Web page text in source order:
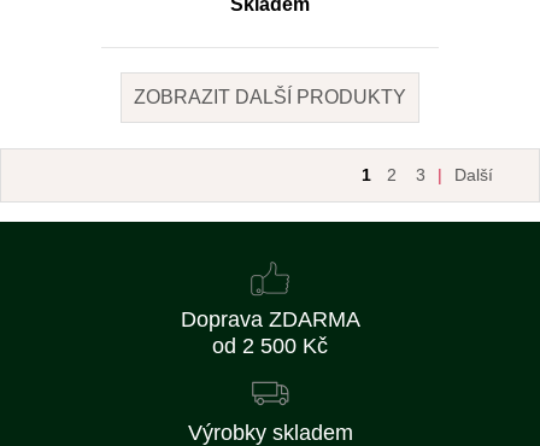
Skladem
ZOBRAZIT DALŠÍ PRODUKTY
1 2 3 | Další
Doprava ZDARMA
od 2 500 Kč
Výrobky skladem